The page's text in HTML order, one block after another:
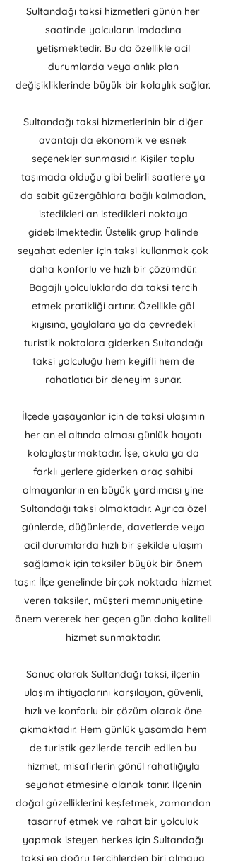
Sultandağı taksi hizmetleri günün her
saatinde yolcuların imdadına
yetişmektedir. Bu da özellikle acil
durumlarda veya anlık plan
değişikliklerinde büyük bir kolaylık sağlar.
Sultandağı taksi hizmetlerinin bir diğer
avantajı da ekonomik ve esnek
seçenekler sunmasıdır. Kişiler toplu
taşımada olduğu gibi belirli saatlere ya
da sabit güzergâhlara bağlı kalmadan,
istedikleri an istedikleri noktaya
gidebilmektedir. Üstelik grup halinde
seyahat edenler için taksi kullanmak çok
daha konforlu ve hızlı bir çözümdür.
Bagajlı yolculuklarda da taksi tercih
etmek pratikliği artırır. Özellikle göl
kıyısına, yaylalara ya da çevredeki
turistik noktalara giderken Sultandağı
taksi yolculuğu hem keyifli hem de
rahatlatıcı bir deneyim sunar.
İlçede yaşayanlar için de taksi ulaşımın
her an el altında olması günlük hayatı
kolaylaştırmaktadır. İşe, okula ya da
farklı yerlere giderken araç sahibi
olmayanların en büyük yardımcısı yine
Sultandağı taksi olmaktadır. Ayrıca özel
günlerde, düğünlerde, davetlerde veya
acil durumlarda hızlı bir şekilde ulaşım
sağlamak için taksiler büyük bir önem
taşır. İlçe genelinde birçok noktada hizmet
veren taksiler, müşteri memnuniyetine
önem vererek her geçen gün daha kaliteli
hizmet sunmaktadır.
Sonuç olarak Sultandağı taksi, ilçenin
ulaşım ihtiyaçlarını karşılayan, güvenli,
hızlı ve konforlu bir çözüm olarak öne
çıkmaktadır. Hem günlük yaşamda hem
de turistik gezilerde tercih edilen bu
hizmet, misafirlerin gönül rahatlığıyla
seyahat etmesine olanak tanır. İlçenin
doğal güzelliklerini keşfetmek, zamandan
tasarruf etmek ve rahat bir yolculuk
yapmak isteyen herkes için Sultandağı
taksi en doğru tercihlerden biri olmaya